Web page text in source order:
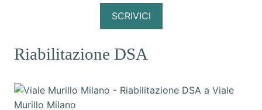
SCRIVICI
Riabilitazione DSA